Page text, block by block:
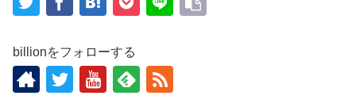
billionをフォローする